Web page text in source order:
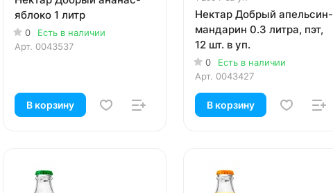
яблоко 1 литр
0
Есть в наличии
Арт. 0043537
В корзину
Нектар Добрый апельсин-
мандарин 0.3 литра, пэт,
12 шт. в уп.
0
Есть в наличии
Арт. 0043427
В корзину